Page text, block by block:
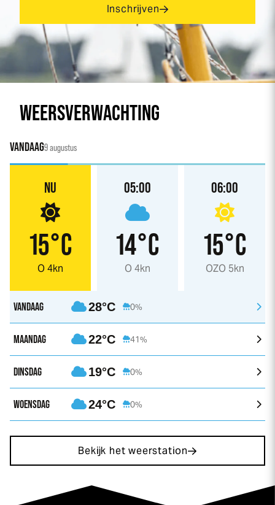
Inschrijven
WEERSVERWACHTING
VANDAAG9 augustus
NU
15°C
O 4kn
05:00
14°C
O 4kn
06:00
15°C
OZO 5kn
VANDAAG 28°C 0%
MAANDAG 22°C 41%
DINSDAG 19°C 0%
WOENSDAG 24°C 0%
Bekijk het weerstation